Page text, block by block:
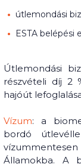
útlemondási
ESTA belépési
Útlemondási
részvételi díj 2
hajóút
Vízum: a
bordó
Államokba. A